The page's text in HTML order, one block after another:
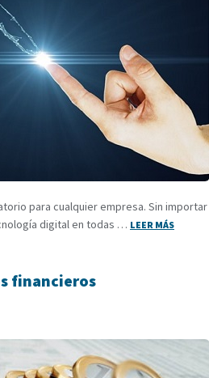
para cualquier empresa. Sin
digital en todas … LEER MÁS
financieros